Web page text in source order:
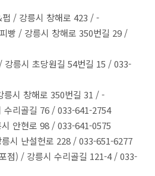
/ 강릉시 창해로 423 / -
빵 / 강릉시 창해로 350번길 29 /
릉시 초당원길 54번길 15 / 033-
시 창해로 350번길 31 / -
수리골길 76 / 033-641-2754
안현로 98 / 033-641-0575
시 난설헌로 228 / 033-651-6277
점) / 강릉시 수리골길 121-4 / 033-